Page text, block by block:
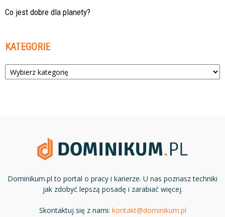
Co jest dobre dla planety?
KATEGORIE
Kategorie
Dominikum.pl to portal o pracy i karierze. U nas poznasz techniki
jak zdobyć lepszą posadę i zarabiać więcej.
Skontaktuj się z nami: kontakt@dominikum.pl